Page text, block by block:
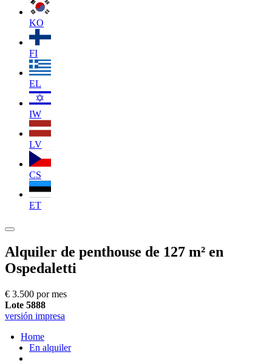
KO
FI
EL
IW
LV
CS
ET
Alquiler de penthouse de 127 m² en
Ospedaletti
€ 3.500 por mes
Lote 5888
versión impresa
Home
En alquiler